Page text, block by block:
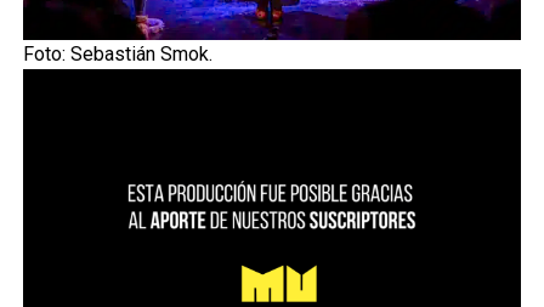
Foto: Sebastián Smok.